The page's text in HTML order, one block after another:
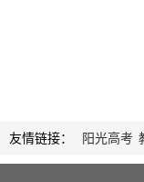
友情链接： 阳光高考